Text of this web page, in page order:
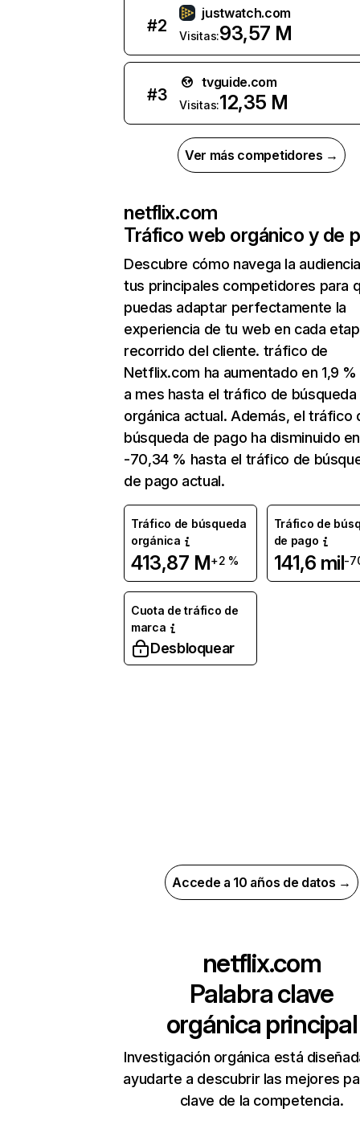
#2
justwatch.com
Visitas:93,57 M
#3
tvguide.com
Visitas:12,35 M
Ver más competidores →
netflix.com
Tráfico web orgánico y de
Descubre cómo navega la
tus principales competidores para
puedas adaptar perfectamente la
experiencia de tu web en cada
recorrido del cliente. tráfico de
Netflix.com ha aumentado en 1,9
a mes hasta el tráfico de búsqueda
orgánica actual. Además, el tráfico
búsqueda de pago ha disminuido en
-70,34 % hasta el tráfico de
de pago actual.
Tráfico de búsqueda
orgánica
413,87 M+2 %
Tráfico de
de pago
141,6 mil-
Cuota de tráfico de
marca
Desbloquear
Accede a 10 años de datos →
netflix.com
Palabra clave
orgánica principal
Investigación orgánica está
ayudarte a descubrir las mejores
clave de la competencia.